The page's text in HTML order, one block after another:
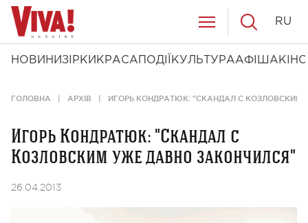
НОВИНИ ЗІРКИ КРАСА ПОДІЇ КУЛЬТУРААФІША КІНО
RU
ГОЛОВНА АРХІВ ИГОРЬ КОНДРАТЮК: "СКАНДАЛ С КОЗЛОВСКИМ
Игорь Кондратюк: "Скандал с
Козловским уже давно закончился"
26.04.2013